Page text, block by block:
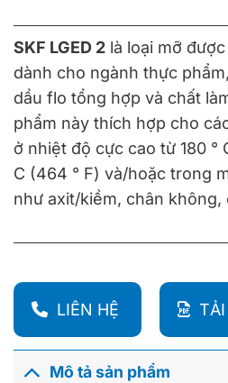
SKF LGED 2 là loại mỡ
dành cho ngành thực
dầu flo tổng hợp và chất
phẩm này thích hợp cho
ở nhiệt độ cực cao từ 180 °
C (464 ° F) và/hoặc trong
như axit/kiềm, chân không,
LIÊN HỆ TẢI
Mô tả sản phẩm